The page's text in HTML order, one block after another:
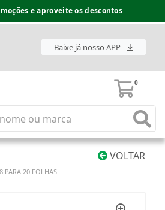
e aproveite os descontos
Baixe já nosso APP
0
VOLTAR
PARA 20 FOLHAS